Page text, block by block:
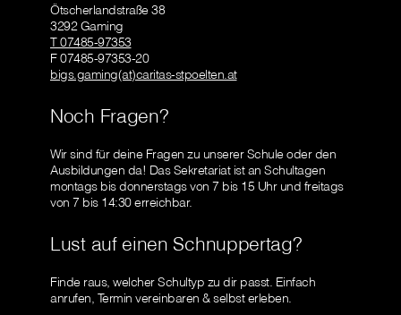
Ötscherlandstraße 38
3292 Gaming
T 07485-97353
F 07485-97353-20
bigs.gaming(at)caritas-stpoelten.at
Noch Fragen?
Wir sind für deine Fragen zu unserer Schule oder den
Ausbildungen da! Das Sekretariat ist an Schultagen
montags bis donnerstags von 7 bis 15 Uhr und freitags
von 7 bis 14:30 erreichbar.
Lust auf einen Schnuppertag?
Finde raus, welcher Schultyp zu dir passt. Einfach
anrufen, Termin vereinbaren & selbst erleben.